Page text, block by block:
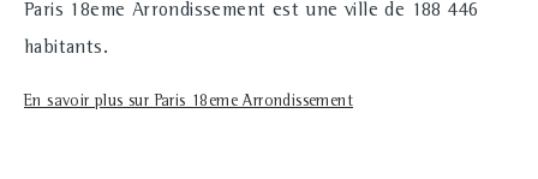
Paris 18eme Arrondissement est une ville de 188 446
habitants.
En savoir plus sur Paris 18eme Arrondissement